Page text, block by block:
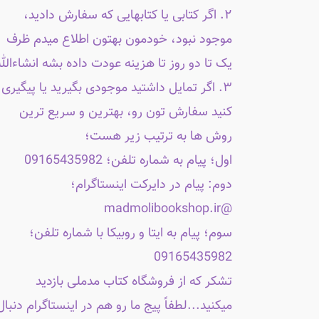
۲. اگر کتابی یا کتابهایی که سفارش دادید،
موجود نبود، خودمون بهتون اطلاع میدم ظرف
یک تا دو روز تا هزینه عودت داده بشه
۳. اگر تمایل داشتید موجودی بگیرید یا پیگیری
کنید سفارش تون رو، بهترین و سریع ترین
روش ها به ترتیب زیر هست؛
اول؛ پیام به شماره تلفن؛ 09165435982
دوم: پیام در دایرکت اینستاگرام؛
@madmolibookshop.ir
سوم؛ پیام به ایتا و روبیکا با شماره تلفن؛
09165435982
تشکر که از فروشگاه کتاب مدملی بازدید
میکنید...لطفاً پیج ما رو هم در اینستاگرام